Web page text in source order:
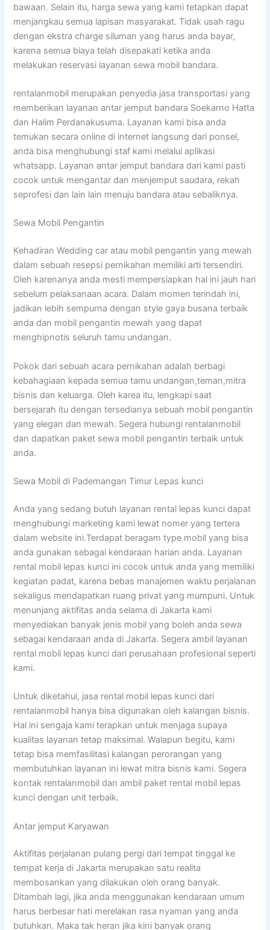
bawaan. Selain itu, harga sewa yang kami tetapkan dapat
menjangkau semua lapisan masyarakat. Tidak usah ragu
dengan ekstra charge siluman yang harus anda bayar,
karena semua biaya telah disepakati ketika anda
melakukan reservasi layanan sewa mobil bandara.
rentalanmobil merupakan penyedia jasa transportasi yang
memberikan layanan antar jemput bandara Soekarno Hatta
dan Halim Perdanakusuma. Layanan kami bisa anda
temukan secara online di internet langsung dari ponsel,
anda bisa menghubungi staf kami melalui aplikasi
whatsapp. Layanan antar jemput bandara dari kami pasti
cocok untuk mengantar dan menjemput saudara, rekah
seprofesi dan lain lain menuju bandara atau sebaliknya.
Sewa Mobil Pengantin
Kehadiran Wedding car atau mobil pengantin yang mewah
dalam sebuah resepsi pernikahan memiliki arti tersendiri.
Oleh karenanya anda mesti mempersiapkan hal ini jauh hari
sebelum pelaksanaan acara. Dalam momen terindah ini,
jadikan lebih sempurna dengan style gaya busana terbaik
anda dan mobil pengantin mewah yang dapat
menghipnotis seluruh tamu undangan.
Pokok dari sebuah acara pernikahan adalah berbagi
kebahagiaan kepada semua tamu undangan,teman,mitra
bisnis dan keluarga. Oleh karea itu, lengkapi saat
bersejarah itu dengan tersedianya sebuah mobil pengantin
yang elegan dan mewah. Segera hubungi rentalanmobil
dan dapatkan paket sewa mobil pengantin terbaik untuk
anda.
Sewa Mobil di Pademangan Timur Lepas kunci
Anda yang sedang butuh layanan rental lepas kunci dapat
menghubungi marketing kami lewat nomer yang tertera
dalam website ini.Terdapat beragam type mobil yang bisa
anda gunakan sebagai kendaraan harian anda. Layanan
rental mobil lepas kunci ini cocok untuk anda yang memiliki
kegiatan padat, karena bebas manajemen waktu perjalanan
sekaligus mendapatkan ruang privat yang mumpuni. Untuk
menunjang aktifitas anda selama di Jakarta kami
menyediakan banyak jenis mobil yang boleh anda sewa
sebagai kendaraan anda di Jakarta. Segera ambil layanan
rental mobil lepas kunci dari perusahaan profesional seperti
kami.
Untuk diketahui, jasa rental mobil lepas kunci dari
rentalanmobil hanya bisa digunakan oleh kalangan bisnis.
Hal ini sengaja kami terapkan untuk menjaga supaya
kualitas layanan tetap maksimal. Walapun begitu, kami
tetap bisa memfasilitasi kalangan perorangan yang
membutuhkan layanan ini lewat mitra bisnis kami. Segera
kontak rentalanmobil dan ambil paket rental mobil lepas
kunci dengan unit terbaik.
Antar jemput Karyawan
Aktifitas perjalanan pulang pergi dari tempat tinggal ke
tempat kerja di Jakarta merupakan satu realita
membosankan yang dilakukan oleh orang banyak.
Ditambah lagi, jika anda menggunakan kendaraan umum
harus berbesar hati merelakan rasa nyaman yang anda
butuhkan. Maka tak heran jika kini banyak orang